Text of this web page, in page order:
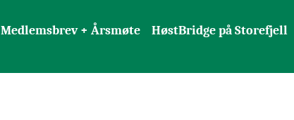
Medlemsbrev + Årsmøte HøstBridge på Storefjell